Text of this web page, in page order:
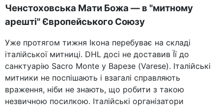
Ченстоховська Мати Божа — в "митному
арешті" Європейського Союзу
Уже протягом тижня Ікона перебуває на складі
італійської митниці. DHL досі не доставив Її до
санктуарію Sacro Monte у Варезе (Varese). Італійські
митники не поспішають і взагалі справляють
враження, ніби не знають, що робити з такою
незвичною посилкою. Італійські організатори